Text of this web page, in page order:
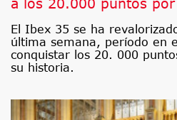
a los 20.000 puntos
El Ibex 35 se ha
última semana, período en
conquistar los 20. 000
su historia.